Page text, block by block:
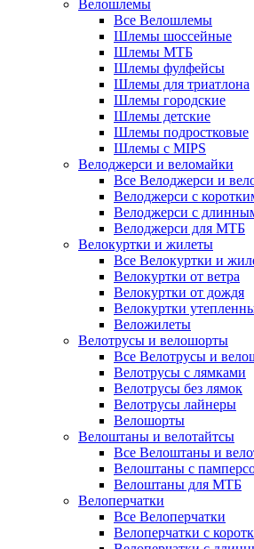
Велошлемы
Все Велошлемы
Шлемы шоссейные
Шлемы МТБ
Шлемы фулфейсы
Шлемы для триатлона
Шлемы городские
Шлемы детские
Шлемы подростковые
Шлемы с MIPS
Велоджерси и веломайки
Все Велоджерси и
Велоджерси с
Велоджерси с
Велоджерси для МТБ
Велокуртки и жилеты
Все Велокуртки и
Велокуртки от ветра
Велокуртки от дождя
Велокуртки
Веложилеты
Велотрусы и велошорты
Все Велотрусы и
Велотрусы с лямками
Велотрусы без лямок
Велотрусы лайнеры
Велошорты
Велоштаны и велотайтсы
Все Велоштаны и
Велоштаны с
Велоштаны для МТБ
Велоперчатки
Все Велоперчатки
Велоперчатки с